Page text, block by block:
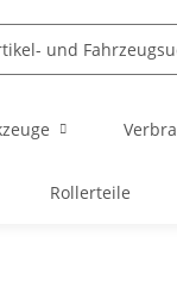
Rollerteile